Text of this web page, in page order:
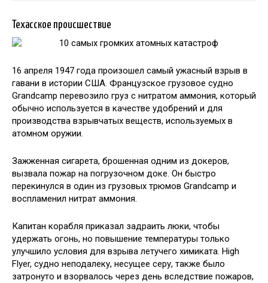
Техасское происшествие
16 апреля 1947 года произошел самый ужасный взрыв в
гавани в истории США. Французское грузовое судно
Grandcamp перевозило груз с нитратом аммония, который
обычно используется в качестве удобрений и для
производства взрывчатых веществ, используемых в
атомном оружии.
Зажженная сигарета, брошенная одним из докеров,
вызвала пожар на погрузочном доке. Он быстро
перекинулся в один из грузовых трюмов Grandcamp и
воспламенил нитрат аммония.
Капитан корабля приказал задраить люки, чтобы
удержать огонь, но повышение температуры только
улучшило условия для взрыва летучего химиката. High
Flyer, судно неподалеку, несущее серу, также было
затронуто и взорвалось через день вследствие пожаров,